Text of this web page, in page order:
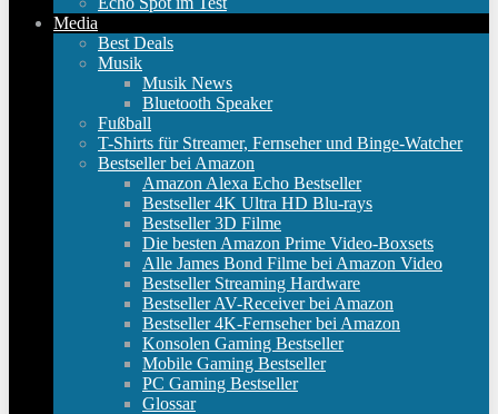
Media
Best Deals
Musik
Musik News
Bluetooth Speaker
Fußball
T-Shirts für Streamer, Fernseher und Binge-Watcher
Bestseller bei Amazon
Amazon Alexa Echo Bestseller
Bestseller 4K Ultra HD Blu-rays
Bestseller 3D Filme
Die besten Amazon Prime Video-Boxsets
Alle James Bond Filme bei Amazon Video
Bestseller Streaming Hardware
Bestseller AV-Receiver bei Amazon
Bestseller 4K-Fernseher bei Amazon
Konsolen Gaming Bestseller
Mobile Gaming Bestseller
PC Gaming Bestseller
Glossar